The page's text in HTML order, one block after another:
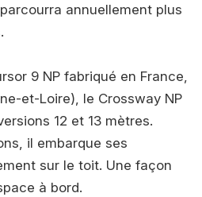
annuellement plus
9 NP fabriqué en France,
et-Loire), le Crossway NP
12 et 13 mètres.
il embarque ses
sur le toit. Une façon
à bord.